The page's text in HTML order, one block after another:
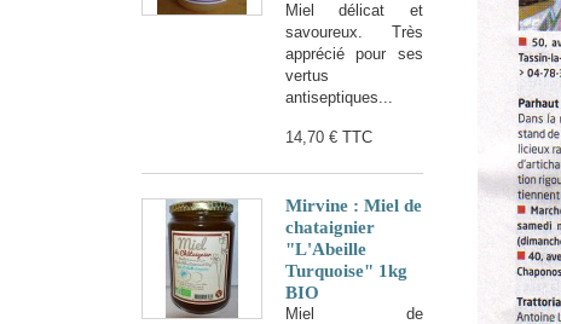
Miel délicat et
savoureux. Très
apprécié pour ses
vertus
antiseptiques...
14,70 € TTC
Mirvine : Miel de
chataignier
"L'Abeille
Turquoise" 1kg
BIO
Miel de